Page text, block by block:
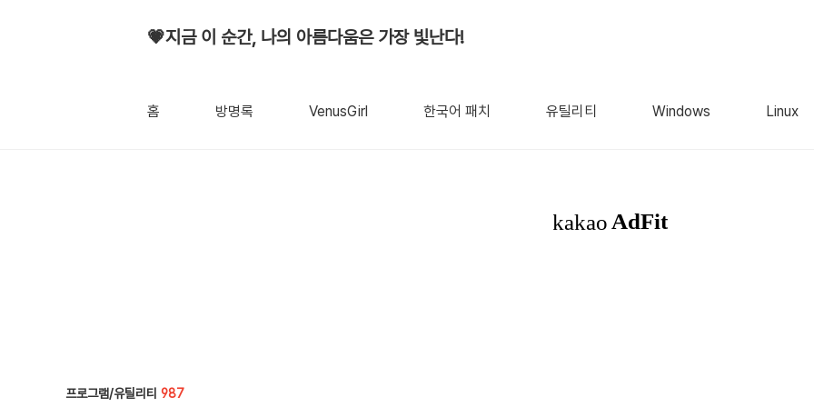
💗지금 이 순간, 나의 아름다움은 가장 빛난다!
홈 방명록 VenusGirl 한국어 패치 유틸리티 Windows Linux
프로그램/유틸리티 987